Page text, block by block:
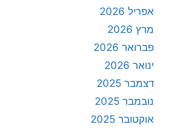
אפריל 2026
מרץ 2026
פברואר 2026
ינואר 2026
דצמבר 2025
נובמבר 2025
אוקטובר 2025